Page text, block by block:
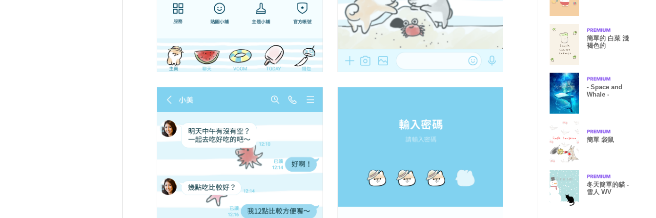
簡單的 白菜 淺
褐色的
- Space and
Whale -
簡單 袋鼠
冬天簡單的貓 -
雪人 WV